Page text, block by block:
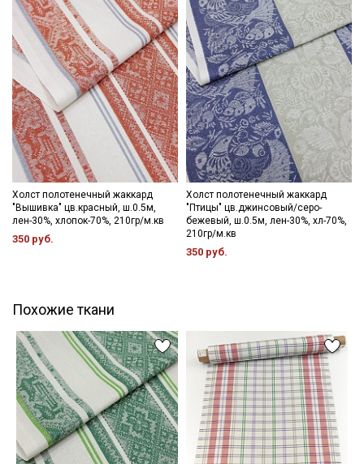
Холст полотенечный жаккард
"Вышивка" цв.красный, ш.0.5м,
лен-30%, хлопок-70%, 210гр/м.кв
350 руб.
Холст полотенечный жаккард
"Птицы" цв.джинсовый/серо-
бежевый, ш.0.5м, лен-30%, хл-70%,
210гр/м.кв
350 руб.
Похожие ткани